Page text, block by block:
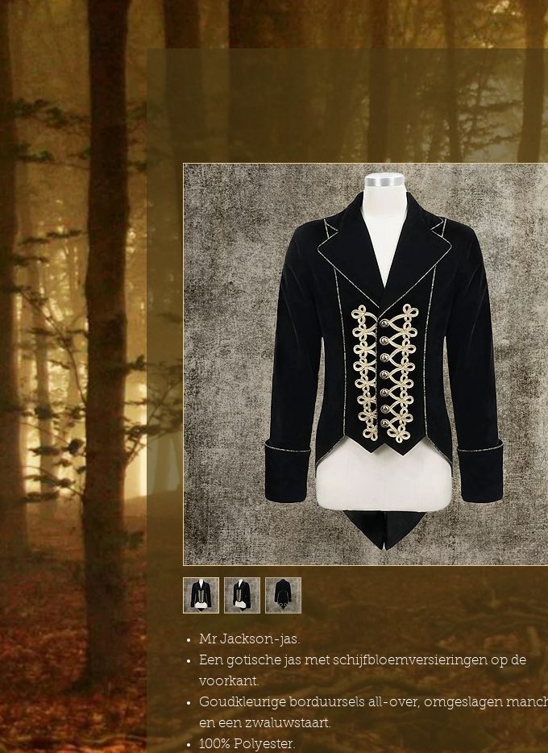
Mr Jackson-jas.
Een gotische jas met schijfbloemversieringen op de
voorkant.
Goudkleurige borduursels all-over, omgeslagen
en een zwaluwstaart.
100% Polyester.